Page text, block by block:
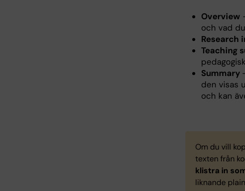
Overview
och vad
Research
Teaching
Summary
den visas
och kan
Om du vill
texten från
klistra in
liknande